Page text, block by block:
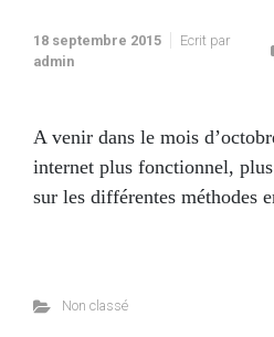
18 septembre 2015
Ecrit par
admin
A venir dans le mois
internet plus fonctionnel,
sur les différentes méthodes
Non classé